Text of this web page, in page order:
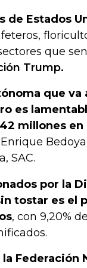
de Estados
que
Trump.
que va
es
millones
SAC.
por la
tostar es el
, con 9,20%
Federación